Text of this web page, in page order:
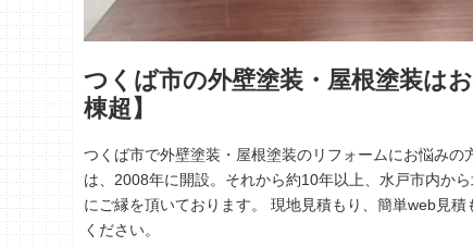
つくば市の外壁塗装・屋根塗装は
棟超】
つくば市で外壁塗装・屋根塗装のリフォームにお悩み
は、2008年に開設。それから約10年以上、水戸市内か
にご縁を頂いております。 現地見積もり、簡単web見
ください。